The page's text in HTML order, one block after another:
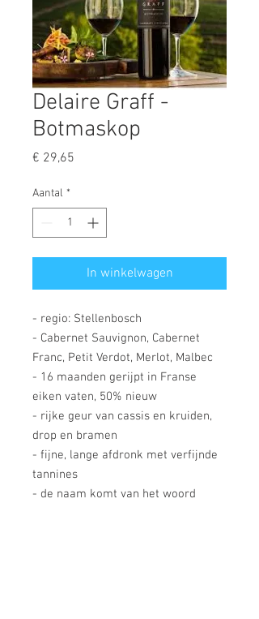
Delaire Graff -
Botmaskop
€ 29,65
Aantal *
In winkelwagen
- regio: Stellenbosch
- Cabernet Sauvignon, Cabernet
Franc, Petit Verdot, Merlot, Malbec
- 16 maanden gerijpt in Franse
eiken vaten, 50% nieuw
- rijke geur van cassis en kruiden,
drop en bramen
- fijne, lange afdronk met verfijnde
tannines
- de naam komt van het woord